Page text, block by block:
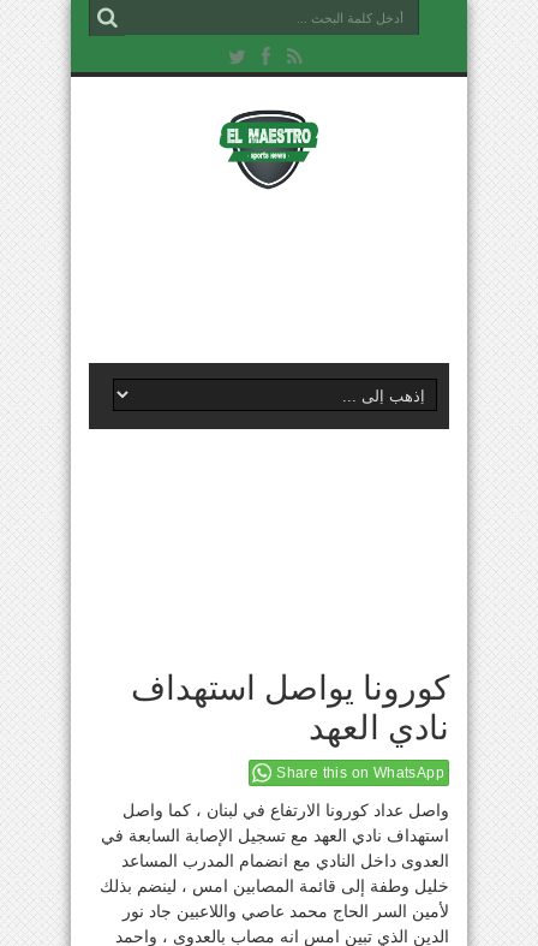
كورونا يواصل استهداف
نادي العهد
Share this on WhatsApp
واصل عداد كورونا الارتفاع في لبنان ، كما واصل
استهداف نادي العهد مع تسجيل الإصابة السابعة في
العدوى داخل النادي مع انضمام المدرب المساعد
خليل وطفة إلى قائمة المصابين امس ، لينضم بذلك
لأمين السر الحاج محمد عاصي واللاعبين جاد نور
الدين الذي تبين امس انه مصاب بالعدوى ، واحمد